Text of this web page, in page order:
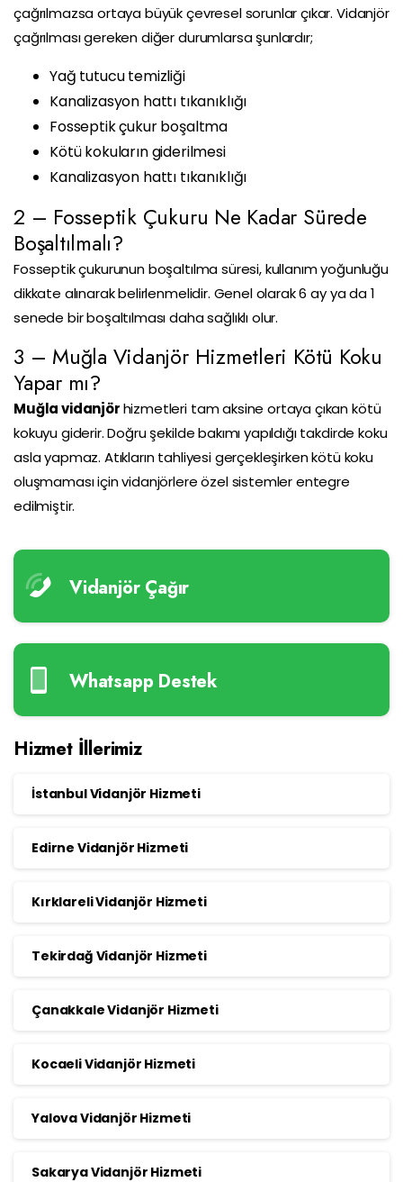
çağrılmazsa ortaya büyük çevresel sorunlar çıkar. Vidanjör
çağrılması gereken diğer durumlarsa şunlardır;
Yağ tutucu temizliği
Kanalizasyon hattı tıkanıklığı
Fosseptik çukur boşaltma
Kötü kokuların giderilmesi
Kanalizasyon hattı tıkanıklığı
2 – Fosseptik Çukuru Ne Kadar Sürede
Boşaltılmalı?
Fosseptik çukurunun boşaltılma süresi, kullanım yoğunluğu
dikkate alınarak belirlenmelidir. Genel olarak 6 ay ya da 1
senede bir boşaltılması daha sağlıklı olur.
3 – Muğla Vidanjör Hizmetleri Kötü Koku
Yapar mı?
Muğla vidanjörhizmetleri tam aksine ortaya çıkan kötü
kokuyu giderir. Doğru şekilde bakımı yapıldığı takdirde koku
asla yapmaz. Atıkların tahliyesi gerçekleşirken kötü koku
oluşmaması için vidanjörlere özel sistemler entegre
edilmiştir.
Vidanjör Çağır
Whatsapp Destek
Hizmet İllerimiz
İstanbul Vidanjör Hizmeti
Edirne Vidanjör Hizmeti
Kırklareli Vidanjör Hizmeti
Tekirdağ Vidanjör Hizmeti
Çanakkale Vidanjör Hizmeti
Kocaeli Vidanjör Hizmeti
Yalova Vidanjör Hizmeti
Sakarya Vidanjör Hizmeti